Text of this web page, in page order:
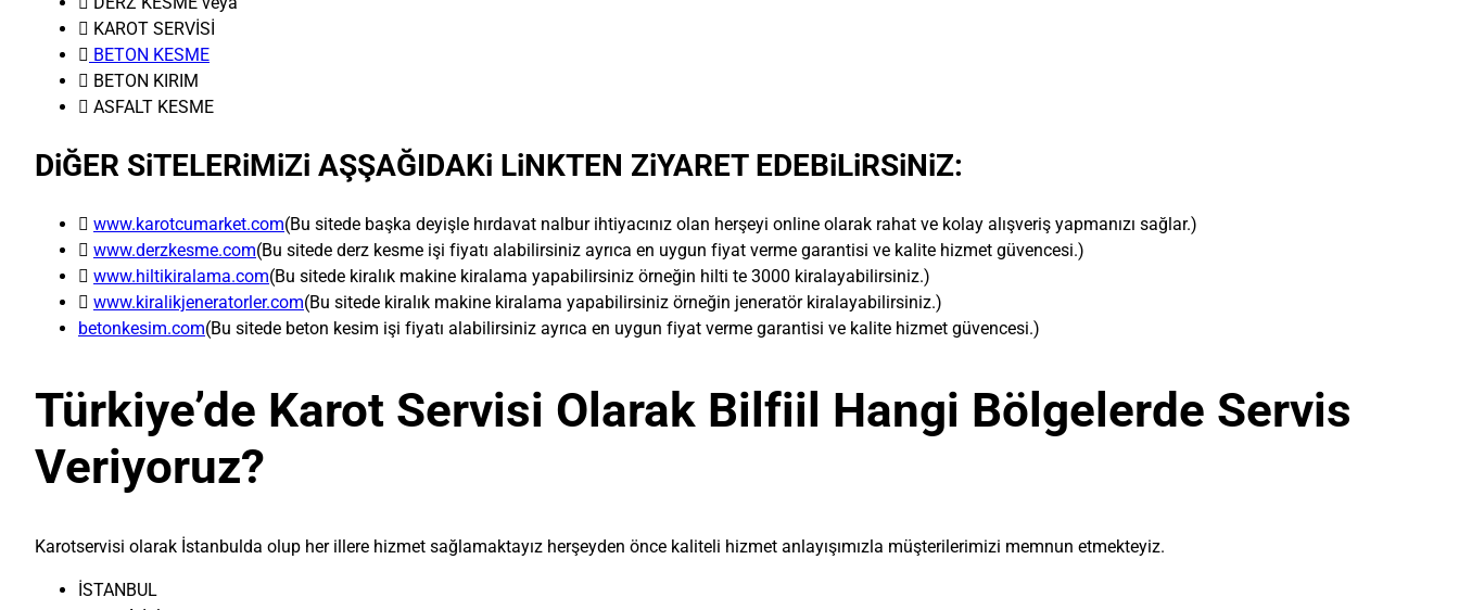
 KAROT SERVİSİ
 BETON KESME
 BETON KIRIM
 ASFALT KESME
DiĞER SiTELERiMiZi AŞŞAĞIDAKi LiNKTEN ZiYARET EDEBiLiRSiNiZ:
 www.karotcumarket.com(Bu sitede başka deyişle hırdavat nalbur ihtiyacınız olan herşeyi online olarak rahat ve kolay alışveriş yapmanızı sağlar.)
 www.derzkesme.com(Bu sitede derz kesme işi fiyatı alabilirsiniz ayrıca en uygun fiyat verme garantisi ve kalite hizmet güvencesi.)
 www.hiltikiralama.com(Bu sitede kiralık makine kiralama yapabilirsiniz örneğin hilti te 3000 kiralayabilirsiniz.)
 www.kiralikjeneratorler.com(Bu sitede kiralık makine kiralama yapabilirsiniz örneğin jeneratör kiralayabilirsiniz.)
betonkesim.com(Bu sitede beton kesim işi fiyatı alabilirsiniz ayrıca en uygun fiyat verme garantisi ve kalite hizmet güvencesi.)
Türkiye’de Karot Servisi Olarak Bilfiil Hangi Bölgelerde Servis
Veriyoruz?
Karotservisi olarak İstanbulda olup her illere hizmet sağlamaktayız herşeyden önce kaliteli hizmet anlayışımızla müşterilerimizi memnun etmekteyiz.
İSTANBUL